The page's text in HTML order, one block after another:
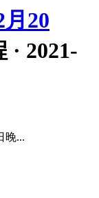
20
· 2021-
晚...